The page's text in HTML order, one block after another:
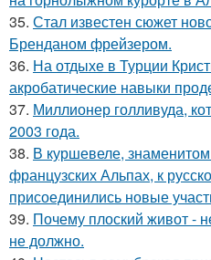
35. Стал известен сюжет
Бренданом фрейзером.
36. На отдыхе в Турции
акробатические навыки
37. Миллионер голливуда,
2003 года.
38. В куршевеле,
французских Альпах, к
присоединились новые
39. Почему плоский живот -
не должно.